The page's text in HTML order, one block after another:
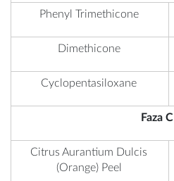
Phenyl Trimethicone
Dimethicone
Cyclopentasiloxane
Faza C
Citrus Aurantium Dulcis
(Orange) Peel